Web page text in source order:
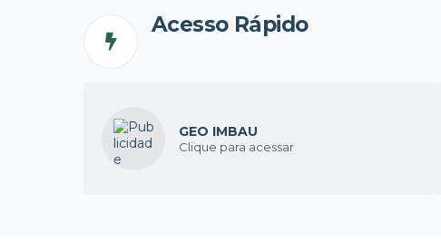
Acesso Rápido
GEO IMBAU
Clique para acessar